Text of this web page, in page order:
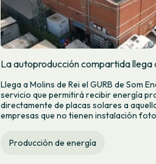
La autoproducción compartida llega
Llega a Molins de Rei el GURB de Som
servicio que permitirá recibir energía
directamente de placas solares a
empresas que no tienen instalación
Producción de energía